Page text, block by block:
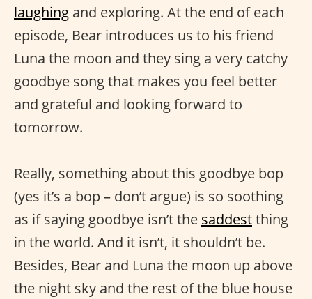
laughing and exploring. At the end of each
episode, Bear introduces us to his friend
Luna the moon and they sing a very catchy
goodbye song that makes you feel better
and grateful and looking forward to
tomorrow.
Really, something about this goodbye bop
(yes it’s a bop – don’t argue) is so soothing
as if saying goodbye isn’t the saddestthing
in the world. And it isn’t, it shouldn’t be.
Besides, Bear and Luna the moon up above
the night sky and the rest of the blue house